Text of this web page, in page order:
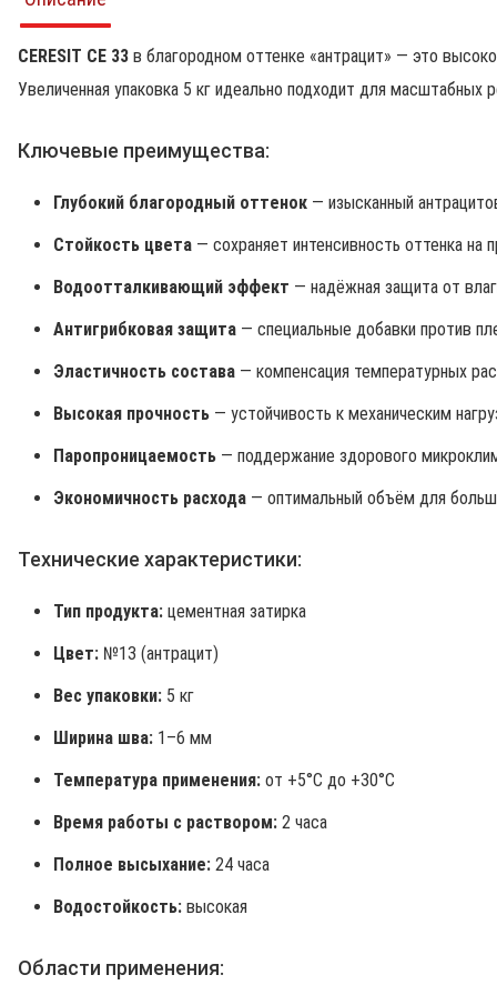
CERESIT CE 33 в благородном оттенке «антрацит» — это
Увеличенная упаковка 5 кг идеально подходит для масштабных
Ключевые преимущества:
Глубокий благородный оттенок — изысканный
Стойкость цвета — сохраняет интенсивность оттенка на
Водоотталкивающий эффект — надёжная защита от
Антигрибковая защита — специальные добавки против
Эластичность состава — компенсация температурных
Высокая прочность — устойчивость к механическим
Паропроницаемость — поддержание здорового
Экономичность расхода — оптимальный объём для
Технические характеристики:
Тип продукта: цементная затирка
Цвет: №13 (антрацит)
Вес упаковки: 5 кг
Ширина шва: 1–6 мм
Температура применения: от +5°C до +30°C
Время работы с раствором: 2 часа
Полное высыхание: 24 часа
Водостойкость: высокая
Области применения: